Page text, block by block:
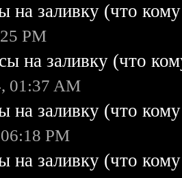
на заливку (что
PM
на заливку (что
01:37 AM
на заливку (что
PM
на заливку (что